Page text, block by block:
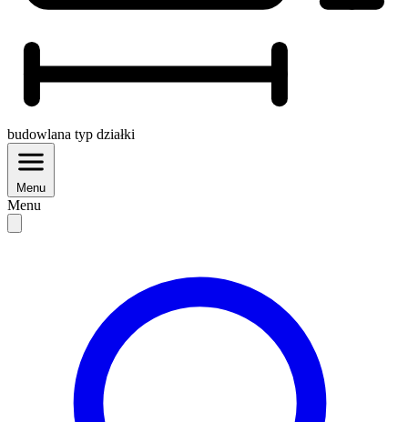
budowlana typ działki
Menu
Menu